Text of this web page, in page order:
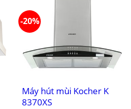
-20%
Máy hút mùi Kocher K
8370XS